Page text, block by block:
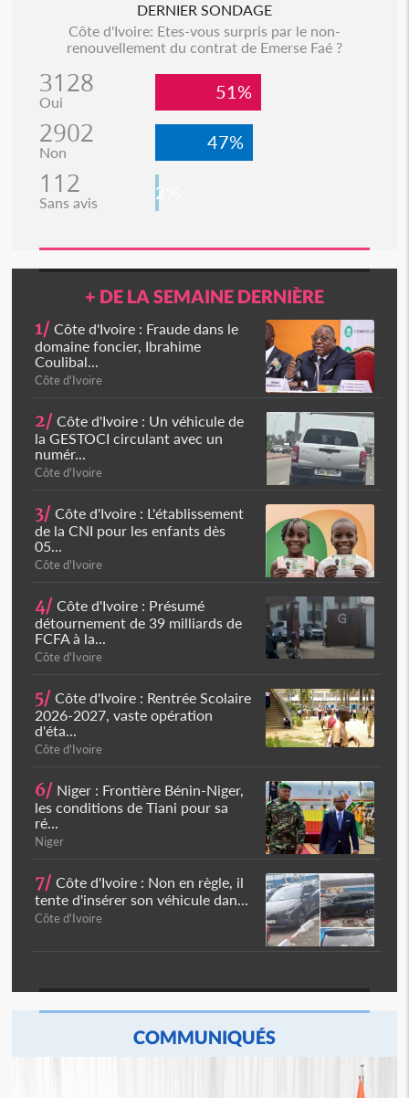
DERNIER SONDAGE
Côte d'Ivoire: Etes-vous surpris par le non-
renouvellement du contrat de Emerse Faé ?
3128
Oui 51%
2902
Non 47%
112
Sans avis 2%
+ DE LA SEMAINE DERNIÈRE
1/ Côte d'Ivoire : Fraude dans le
domaine foncier, Ibrahime
Coulibal...
Côte d'Ivoire
2/ Côte d'Ivoire : Un véhicule de
la GESTOCI circulant avec un
numér...
Côte d'Ivoire
3/ Côte d'Ivoire : L'établissement
de la CNI pour les enfants dès
05...
Côte d'Ivoire
4/ Côte d'Ivoire : Présumé
détournement de 39 milliards de
FCFA à la...
Côte d'Ivoire
5/ Côte d'Ivoire : Rentrée Scolaire
2026-2027, vaste opération
d'éta...
Côte d'Ivoire
6/ Niger : Frontière Bénin-Niger,
les conditions de Tiani pour sa
ré...
Niger
7/ Côte d'Ivoire : Non en règle, il
tente d'insérer son véhicule dan...
Côte d'Ivoire
COMMUNIQUÉS